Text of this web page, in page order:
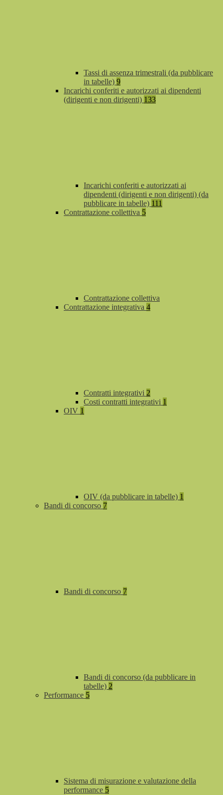
Tassi di assenza trimestrali (da pubblicare
in tabelle) 9
Incarichi conferiti e autorizzati ai dipendenti
(dirigenti e non dirigenti) 133
Incarichi conferiti e autorizzati ai
dipendenti (dirigenti e non dirigenti) (da
pubblicare in tabelle) 111
Contrattazione collettiva 5
Contrattazione collettiva
Contrattazione integrativa 4
Contratti integrativi 2
Costi contratti integrativi 1
OIV 1
OIV (da pubblicare in tabelle) 1
Bandi di concorso 7
Bandi di concorso 7
Bandi di concorso (da pubblicare in
tabelle) 2
Performance 5
Sistema di misurazione e valutazione della
performance 5